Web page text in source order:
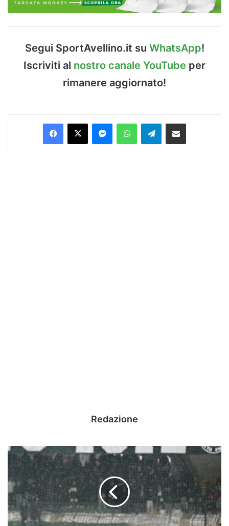
Segui SportAvellino.it su WhatsApp!
Iscriviti al nostro canale YouTube per
rimanere aggiornato!
Facebook
X MessengerWhatsAppTelegramCondividi via Email
Redazione
Avellino,
doppio
specchio
della
crisi:
due